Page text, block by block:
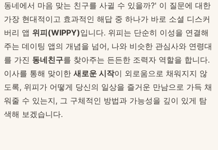
동네에서 마음 맞는 친구를 사귈 수 있을까?' 이 질문에 대한
가장 현대적이고 효과적인 해답 중 하나가 바로 소셜 디스커
버리 앱 위피(WIPPY)입니다. 위피는 단순히 이성을 연결해
주는 데이팅 앱의 개념을 넘어, 나와 비슷한 관심사와 연령대
를 가진 동네친구를 찾아주는 든든한 조력자 역할을 합니다.
이사를 통해 맞이한 새로운 시작이 외로움으로 채워지지 않
도록, 위피가 어떻게 당신의 일상을 즐거운 만남으로 가득 채
워줄 수 있는지, 그 구체적인 방법과 가능성을 깊이 있게 탐
색해 보겠습니다.